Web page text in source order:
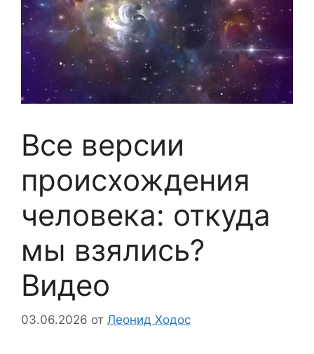
Все версии
происхождения
человека: откуда
мы взялись?
Видео
03.06.2026 от Леонид Ходос